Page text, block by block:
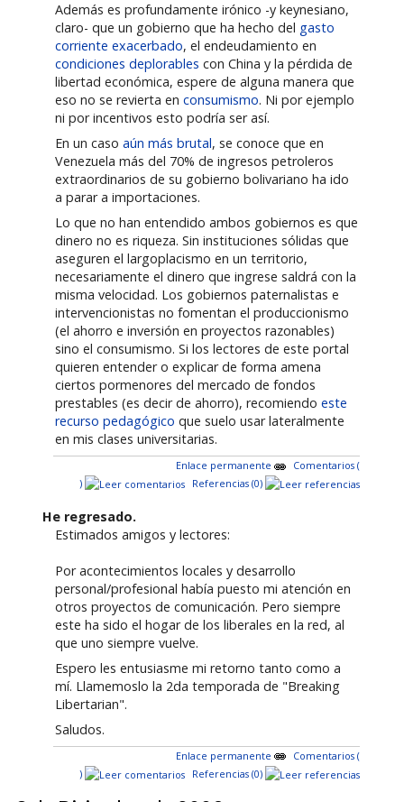
Además es profundamente irónico -y keynesiano,
claro- que un gobierno que ha hecho del gasto
corriente exacerbado, el endeudamiento en
condiciones deplorables con China y la pérdida de
libertad económica, espere de alguna manera que
eso no se revierta enconsumismo. Ni por ejemplo
ni por incentivos esto podría ser así.
En un casoaún más brutal, se conoce que en
Venezuela más del 70% de ingresos petroleros
extraordinarios de su gobierno bolivariano ha ido
a parar a importaciones.
Lo que no han entendido ambos gobiernos es que
dinero no es riqueza. Sin instituciones sólidas que
aseguren el largoplacismo en un territorio,
necesariamente el dinero que ingrese saldrá con la
misma velocidad. Los gobiernos paternalistas e
intervencionistas no fomentan el produccionismo
(el ahorro e inversión en proyectos razonables)
sino el consumismo. Si los lectores de este portal
quieren entender o explicar de forma amena
ciertos pormenores del mercado de fondos
prestables (es decir de ahorro), recomiendoeste
recurso pedagógico que suelo usar lateralmente
en mis clases universitarias.
Enlace permanente
Comentarios (
)
Referencias (0)
He regresado.
Estimados amigos y lectores:
Por acontecimientos locales y desarrollo
personal/profesional había puesto mi atención en
otros proyectos de comunicación. Pero siempre
este ha sido el hogar de los liberales en la red, al
que uno siempre vuelve.
Espero les entusiasme mi retorno tanto como a
mí. Llamemoslo la 2da temporada de "Breaking
Libertarian".
Saludos.
Enlace permanente
Comentarios (
)
Referencias (0)